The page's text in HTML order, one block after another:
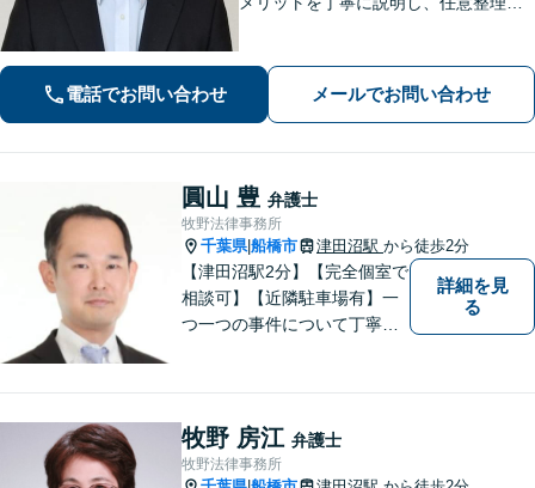
以内に回答、電話は弁護士直通です
【休日・夜間面談は事前予約】
電話でお問い合わせ メールでお問い合わせ
圓山 豊 弁護士
牧野法律事務所
千葉県|船橋市 津田沼駅 から徒歩2分
【津田沼駅2分】【完全個室で
相談可】【近隣駐車場有】一
つ一つの事件について丁寧に
市の牧野法律事務所へお気軽
にご相談下さい。
詳細を見
る
牧野 房江 弁護士
牧野法律事務所